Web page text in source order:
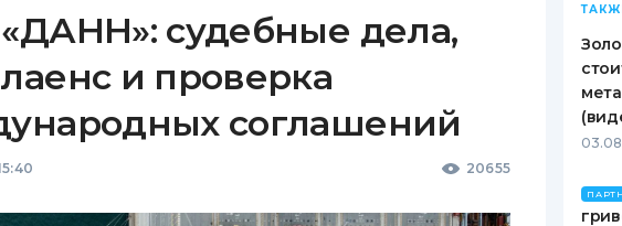
судебные дела,
и проверка
соглашений
20655
03.08